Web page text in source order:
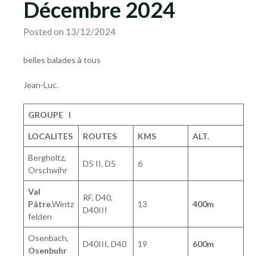
Décembre 2024
Posted on 13/12/2024
belles balades à tous
Jean-Luc.
GROUPE I
LOCALITES ROUTES KMS ALT.
Bergholtz,
Orschwihr
D5 II, D5 6
Val
Pâtre,Wintz
felden
RF, D40,
D40III
13 400m
Osenbach,
Osenbuhr
D40III, D40 19 600m